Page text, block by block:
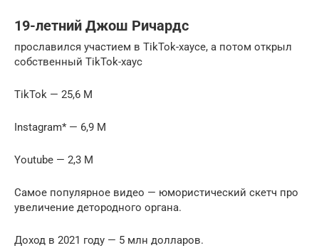
19-летний Джош Ричардс
прославился участием в TikTok-хаусе, а потом открыл
собственный TikTok-хаус
TikTok — 25,6 М
Instagram* — 6,9 М
Youtube — 2,3 М
Самое популярное видео — юмористический скетч про
увеличение детородного органа.
Доход в 2021 году — 5 млн долларов.